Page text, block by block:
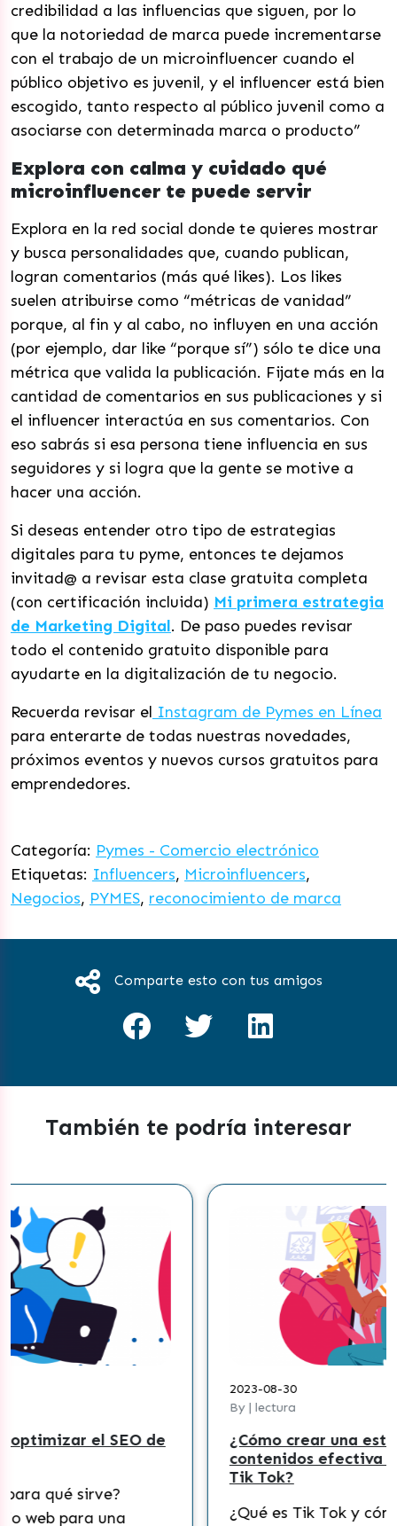
credibilidad a las influencias que siguen, por lo
que la notoriedad de marca puede incrementarse
con el trabajo de un microinfluencer cuando el
público objetivo es juvenil, y el influencer está bien
escogido, tanto respecto al público juvenil como a
asociarse con determinada marca o producto”
Explora con calma y cuidado qué
microinfluencer te puede servir
Explora en la red social donde te quieres mostrar
y busca personalidades que, cuando publican,
logran comentarios (más qué likes). Los likes
suelen atribuirse como “métricas de vanidad”
porque, al fin y al cabo, no influyen en una acción
(por ejemplo, dar like “porque sí”) sólo te dice una
métrica que valida la publicación. Fijate más en la
cantidad de comentarios en sus publicaciones y si
el influencer interactúa en sus comentarios. Con
eso sabrás si esa persona tiene influencia en sus
seguidores y si logra que la gente se motive a
hacer una acción.
Si deseas entender otro tipo de estrategias
digitales para tu pyme, entonces te dejamos
invitad@ a revisar esta clase gratuita completa
(con certificación incluida) Mi primera estrategia
de Marketing Digital. De paso puedes revisar
todo el contenido gratuito disponible para
ayudarte en la digitalización de tu negocio.
Recuerda revisar el Instagram de Pymes en Línea
para enterarte de todas nuestras novedades,
próximos eventos y nuevos cursos gratuitos para
emprendedores.
Categoría: Pymes - Comercio electrónico
Etiquetas: Influencers, Microinfluencers,
Negocios, PYMES, reconocimiento de marca
Comparte esto con tus amigos
También te podría interesar
¿Cómo crear una estrategia de
contenidos efectiva para pymes en
¿Qué es Tik Tok y cómo funciona?